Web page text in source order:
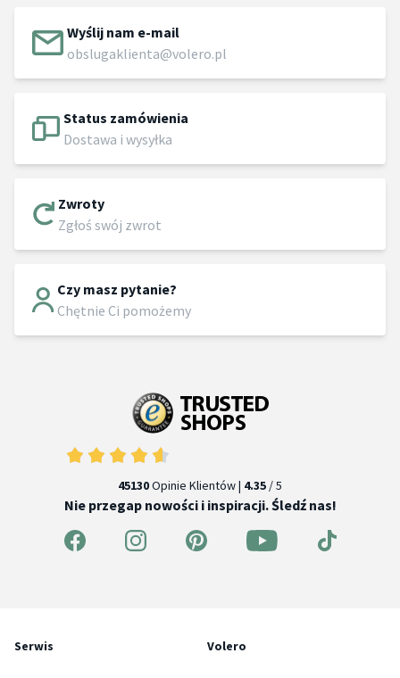
Wyślij nam e-mail
obslugaklienta@volero.pl
Status zamówienia
Dostawa i wysyłka
Zwroty
Zgłoś swój zwrot
Czy masz pytanie?
Chętnie Ci pomożemy
45130Opinie Klientów | 4.35 / 5
Nie przegap nowości i inspiracji. Śledź nas!
Serwis Volero